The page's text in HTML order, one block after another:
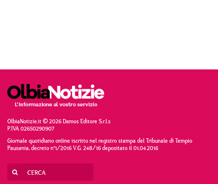
OlbiaNotizie.it © 2026 Damos Editore S.r.l.s
P.IVA 02650290907
Giornale quotidiano online iscritto nel registro stampa del Tribunale di Tempio
Pausania, decreto n°1/2016 V.G. 248/16 depositato il 01.04.2016